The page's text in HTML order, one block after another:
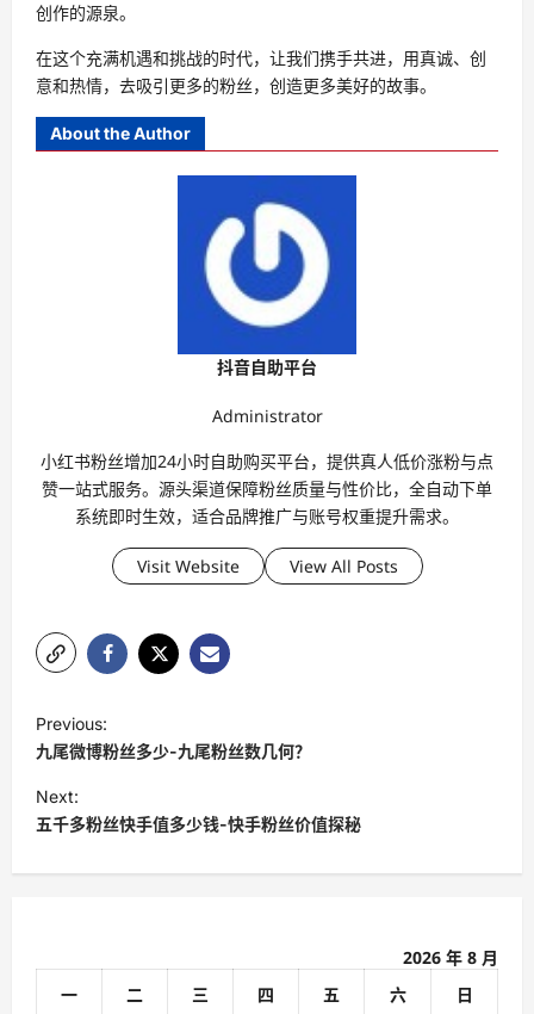
创作的源泉。
在这个充满机遇和挑战的时代，让我们携手共进，用真诚、创
意和热情，去吸引更多的粉丝，创造更多美好的故事。
About the Author
抖音自助平台
Administrator
小红书粉丝增加24小时自助购买平台，提供真人低价涨粉与点
赞一站式服务。源头渠道保障粉丝质量与性价比，全自动下单
系统即时生效，适合品牌推广与账号权重提升需求。
Visit Website View All Posts
o
s
t
i
Previous:
九尾微博粉丝多少-九尾粉丝数几何？
Next:
五千多粉丝快手值多少钱-快手粉丝价值探秘
2026 年 8 月
一
二 三 四 五 六
日